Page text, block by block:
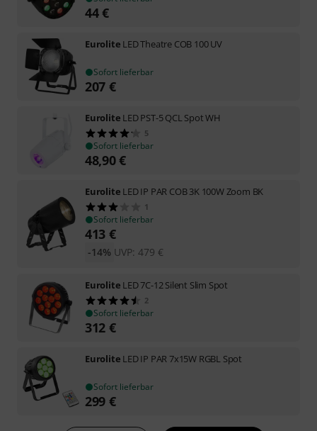
44€
Eurolite LED Theatre COB 100 UV
Sofort lieferbar
207 €
Eurolite LED PST-5 QCL Spot WH
5
Sofort lieferbar
48,90€
Eurolite LED IP PAR COB 3K 100W Zoom BK
1
Sofort lieferbar
413 €
UVP: 479 €
-14%
Eurolite LED 7C-12 Silent Slim Spot
2
Sofort lieferbar
312 €
Eurolite LED IP PAR 7x15W RGBL Spot
Sofort lieferbar
299 €